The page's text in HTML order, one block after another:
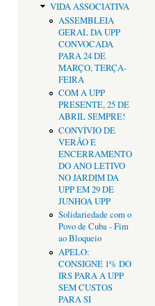
VIDA ASSOCIATIVA
ASSEMBLEIA
GERAL DA UPP
CONVOCADA
PARA 24 DE
MARÇO, TERÇA-
FEIRA
COM A UPP
PRESENTE, 25 DE
ABRIL SEMPRE!
CONVÍVIO DE
VERÃO E
ENCERRAMENTO
DO ANO LETIVO
NO JARDIM DA
UPP EM 29 DE
JUNHOA UPP
Solidariedade com o
Povo de Cuba - Fim
ao Bloqueio
APELO:
CONSIGNE 1% DO
IRS PARA A UPP
SEM CUSTOS
PARA SI